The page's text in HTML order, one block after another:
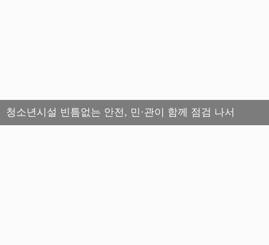
청소년시설 빈틈없는 안전, 민·관이 함께 점검 나서